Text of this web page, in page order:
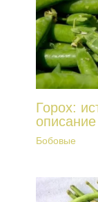
Горох:
Бобовые